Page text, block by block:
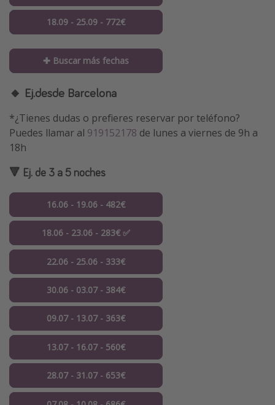
18.09 - 25.09 - 772€
✚ Buscar más fechas
🔸 Ej.desde Barcelona
*¿Tienes dudas o prefieres reservar por teléfono?
Puedes llamar al 919152178 de lunes a viernes de 9h a
18h
🔻 Ej. de 3 a 5 noches
16.06 - 19.06 - 482€
18.06 - 23.06 - 283€ ✅
22.06 - 25.06 - 333€
30.06 - 03.07 - 384€
09.07 - 13.07 - 363€
13.07 - 16.07 - 560€
28.07 - 31.07 - 653€